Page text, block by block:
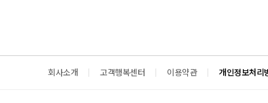
회사소개 고객행복센터 이용약관 개인정보처리